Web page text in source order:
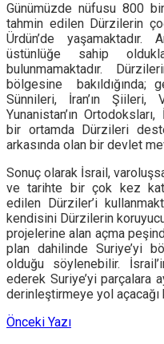
Günümüzde nüfusu 800
tahmin edilen Dürzilerin
Ürdün’de
üstünlüğe sahip
bulunmamaktadır.
bölgesine bakıldığında;
Sünnileri, İran’ın Şiileri,
Yunanistan’ın
bir ortamda Dürzileri
arkasında olan bir devlet
Sonuç olarak İsrail,
ve tarihte bir çok kez
edilen Dürziler’i
kendisini Dürzilerin
projelerine alan açma
plan dahilinde Suriye’yi
olduğu söylenebilir.
ederek Suriye’yi parçalara
derinleştirmeye yol
Önceki Yazı